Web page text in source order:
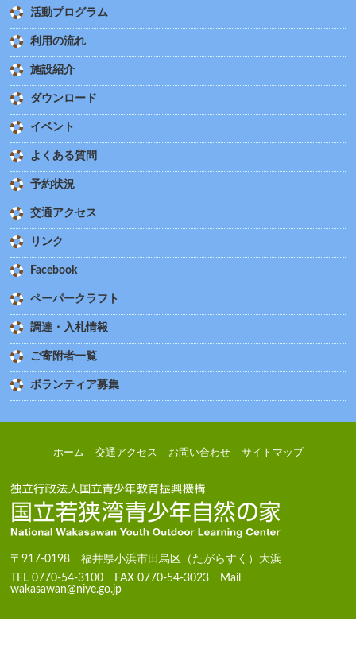
活動プログラム
利用の流れ
施設紹介
ダウンロード
イベント
よくある質問
予約状況
交通アクセス
リンク
Facebook
ペーパークラフト
調達・入札情報
ご寄附者一覧
ボランティア募集
ホーム 交通アクセス お問い合わせ サイトマップ
〒917-0198 福井県小浜市田烏区（たがらすく）大浜
TEL 0770-54-3100 FAX 0770-54-3023 Mail
wakasawan@niye.go.jp